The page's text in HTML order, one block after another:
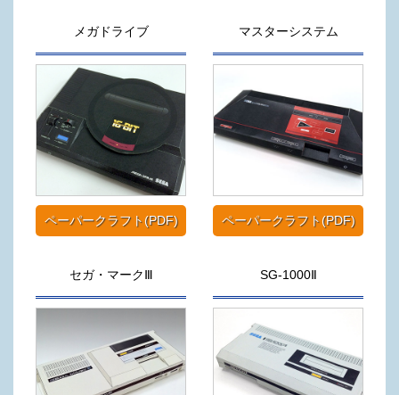
メガドライブ
ペーパークラフト(PDF)
マスターシステム
ペーパークラフト(PDF)
セガ・マークⅢ SG-1000Ⅱ